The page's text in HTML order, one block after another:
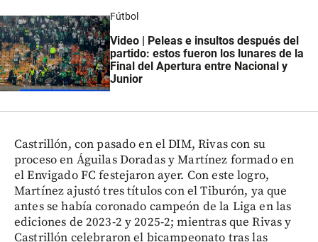
Fútbol
Video | Peleas e insultos después del
partido: estos fueron los lunares de la
Final del Apertura entre Nacional y
Junior
Castrillón, con pasado en el DIM, Rivas con su
proceso en Águilas Doradas y Martínez formado en
el Envigado FC festejaron ayer. Con este logro,
Martínez ajustó tres títulos con el Tiburón, ya que
antes se había coronado campeón de la Liga en las
ediciones de 2023-2 y 2025-2; mientras que Rivas y
Castrillón celebraron el bicampeonato tras las